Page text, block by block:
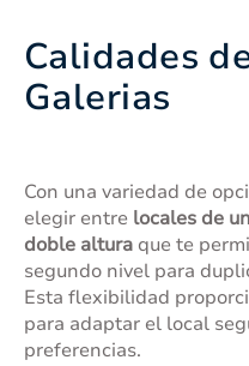
Calidades
Galerias
Con una variedad de
elegir entre locales de
doble altura que te
segundo nivel para
Esta flexibilidad
para adaptar el local
preferencias.